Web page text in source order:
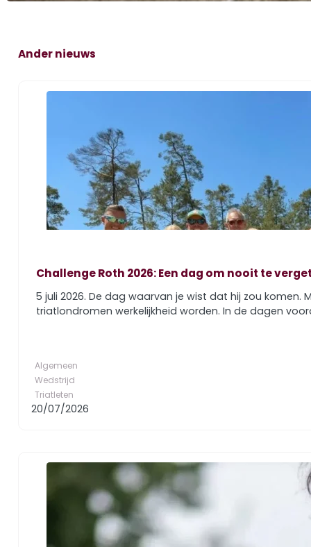
Ander nieuws
Challenge Roth 2026: Een dag om nooit te
5 juli 2026. De dag waarvan je wist dat hij zou
triatlondromen werkelijkheid worden. In de dagen
Algemeen
Wedstrijd
Triatleten
20/07/2026